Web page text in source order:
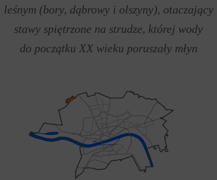
leśnym (bory, dąbrowy i olszyny), otaczający
stawy spiętrzone na strudze, której wody
do początku XX wieku poruszały młyn